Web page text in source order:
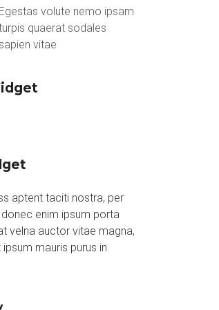
Egestas volute nemo ipsam
quaerat sodales
sapien vitae
aptent taciti nostra, per
enim ipsum porta
velna auctor vitae magna,
mauris purus in